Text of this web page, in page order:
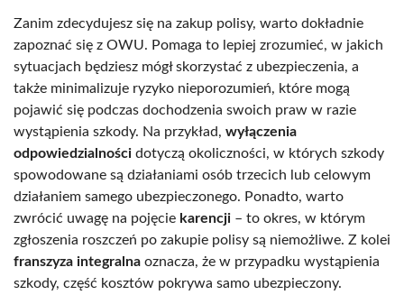
Zanim zdecydujesz się na zakup polisy, warto dokładnie
zapoznać się z OWU. Pomaga to lepiej zrozumieć, w jakich
sytuacjach będziesz mógł skorzystać z ubezpieczenia, a
także minimalizuje ryzyko nieporozumień, które mogą
pojawić się podczas dochodzenia swoich praw w razie
wystąpienia szkody. Na przykład, wyłączenia
odpowiedzialności dotyczą okoliczności, w których szkody
spowodowane są działaniami osób trzecich lub celowym
działaniem samego ubezpieczonego. Ponadto, warto
zwrócić uwagę na pojęcie karencji – to okres, w którym
zgłoszenia roszczeń po zakupie polisy są niemożliwe. Z kolei
franszyza integralna oznacza, że w przypadku wystąpienia
szkody, część kosztów pokrywa samo ubezpieczony.